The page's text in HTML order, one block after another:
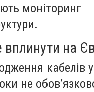
моніторинг
на
кабелів у
не